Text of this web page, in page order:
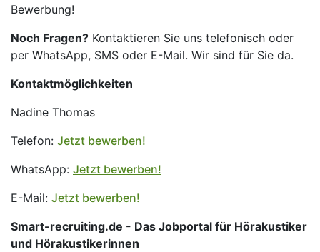
Bewerbung!
Noch Fragen? Kontaktieren Sie uns telefonisch oder
per WhatsApp, SMS oder E-Mail. Wir sind für Sie da.
Kontaktmöglichkeiten
Nadine Thomas
Telefon: Jetzt bewerben!
WhatsApp: Jetzt bewerben!
E-Mail: Jetzt bewerben!
Smart-recruiting.de - Das Jobportal für Hörakustiker
und Hörakustikerinnen